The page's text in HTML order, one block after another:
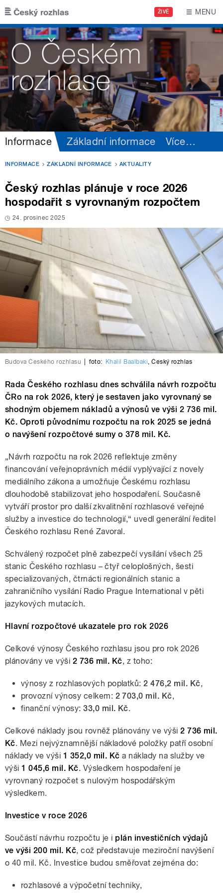
Přejít k hlavnímu obsahu
ŽIVĚ MENU
Informace Základní informace Více…
INFORMACE ZÁKLADNÍ INFORMACE AKTUALITY
Český rozhlas plánuje v roce 2026
hospodařit s vyrovnaným rozpočtem
24. prosinec 2025
Budova Českého rozhlasu foto: Khalil Baalbaki ,Český rozhlas
Rada Českého rozhlasu dnes schválila návrh rozpočtu
ČRo na rok 2026, který je sestaven jako vyrovnaný se
shodným objemem nákladů a výnosů ve výši 2 736 mil.
Kč. Oproti původnímu rozpočtu na rok 2025 se jedná
o navýšení rozpočtové sumy o 378 mil. Kč.
„Návrh rozpočtu na rok 2026 reflektuje změny
financování veřejnoprávních médií vyplývající z novely
mediálního zákona a umožňuje Českému rozhlasu
dlouhodobě stabilizovat jeho hospodaření. Současně
vytváří prostor pro další zkvalitnění rozhlasové veřejné
služby a investice do technologií,“ uvedl generální ředitel
Českého rozhlasu René Zavoral.
Schválený rozpočet plně zabezpečí vysílání všech 25
stanic Českého rozhlasu – čtyř celoplošných, šesti
specializovaných, čtrnácti regionálních stanic a
zahraničního vysílání Radio Prague International v pěti
jazykových mutacích.
Hlavní rozpočtové ukazatele pro rok 2026
Celkové výnosy Českého rozhlasu jsou pro rok 2026
plánovány ve výši 2 736 mil. Kč, z toho:
výnosy z rozhlasových poplatků: 2 476,2 mil. Kč,
provozní výnosy celkem: 2 703,0 mil. Kč,
finanční výnosy:33,0 mil. Kč.
Celkové náklady jsou rovněž plánovány ve výši 2 736 mil.
Kč. Mezi nejvýznamnější nákladové položky patří osobní
náklady ve výši 1 352,0 mil. Kč a náklady na služby ve
výši1 045,6 mil. Kč. Výsledkem hospodaření je
vyrovnaný rozpočet s nulovým hospodářským
výsledkem.
Investice v roce 2026
Součástí návrhu rozpočtu je i plán investičních výdajů
ve výši 200 mil. Kč, což představuje meziroční navýšení
o 40 mil. Kč. Investice budou směřovat zejména do:
rozhlasové a výpočetní techniky,